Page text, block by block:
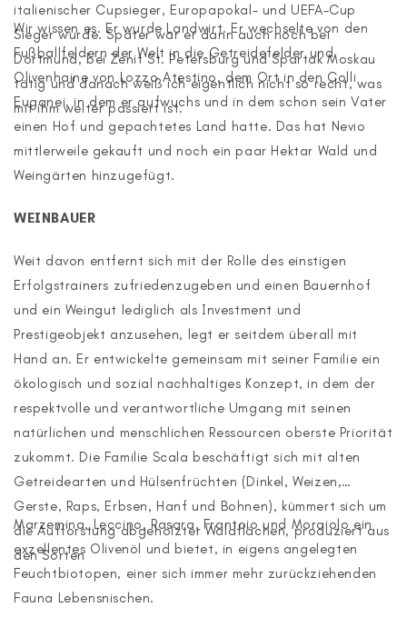
italienischer Cupsieger, Europapokal- und UEFA-Cup
Sieger wurde. Später war er dann auch noch bei
Dortmund, bei Zenit St. Petersburg und Spartak Moskau
tätig und danach weiß ich eigentlich nicht so recht, was
mit ihm weiter passiert ist.
Wir wissen es. Er wurde Landwirt. Er wechselte von den
Fußballfeldern der Welt in die Getreidefelder und
Olivenhaine von Lozzo Atestino, dem Ort in den Colli
Euganei, in dem er aufwuchs und in dem schon sein Vater
einen Hof und gepachtetes Land hatte. Das hat Nevio
mittlerweile gekauft und noch ein paar Hektar Wald und
Weingärten hinzugefügt.
WEINBAUER
Weit davon entfernt sich mit der Rolle des einstigen
Erfolgstrainers zufriedenzugeben und einen Bauernhof
und ein Weingut lediglich als Investment und
Prestigeobjekt anzusehen, legt er seitdem überall mit
Hand an. Er entwickelte gemeinsam mit seiner Familie ein
ökologisch und sozial nachhaltiges Konzept, in dem der
respektvolle und verantwortliche Umgang mit seinen
natürlichen und menschlichen Ressourcen oberste Priorität
zukommt. Die Familie Scala beschäftigt sich mit alten
Getreidearten und Hülsenfrüchten (Dinkel, Weizen,
Gerste, Raps, Erbsen, Hanf und Bohnen), kümmert sich um
die Aufforstung abgeholzter Waldflächen, produziert aus
den Sorten
Marzemina, Leccino, Rasara, Frantoio und Moraiolo ein
exzellentes Olivenöl und bietet, in eigens angelegten
Feuchtbiotopen, einer sich immer mehr zurückziehenden
Fauna Lebensnischen.